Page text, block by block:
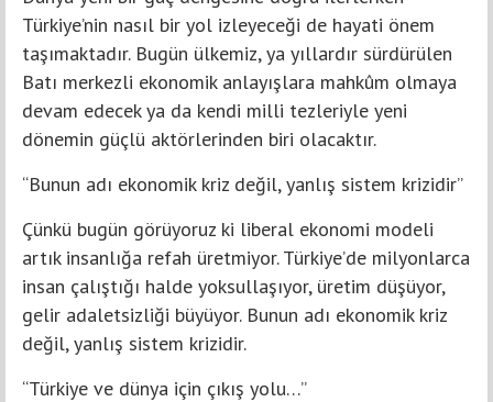
Türkiye’nin nasıl bir yol izleyeceği de hayati önem
taşımaktadır. Bugün ülkemiz, ya yıllardır sürdürülen
Batı merkezli ekonomik anlayışlara mahkûm olmaya
devam edecek ya da kendi milli tezleriyle yeni
dönemin güçlü aktörlerinden biri olacaktır.
“Bunun adı ekonomik kriz değil, yanlış sistem krizidir”
Çünkü bugün görüyoruz ki liberal ekonomi modeli
artık insanlığa refah üretmiyor. Türkiye’de milyonlarca
insan çalıştığı halde yoksullaşıyor, üretim düşüyor,
gelir adaletsizliği büyüyor. Bunun adı ekonomik kriz
değil, yanlış sistem krizidir.
“Türkiye ve dünya için çıkış yolu…”